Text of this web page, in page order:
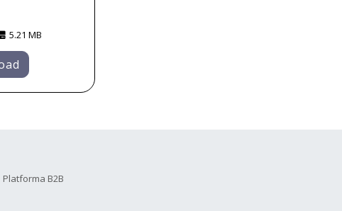
5.21 MB
Platforma B2B